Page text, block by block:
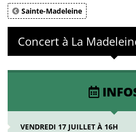
Sainte-Madeleine
Concert à La
VENDREDI 17 JUILLET À 16H